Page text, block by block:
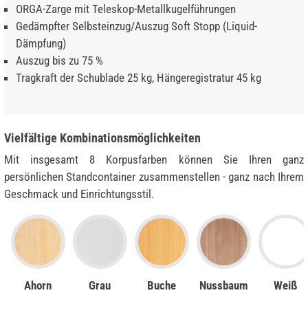
ORGA-Zarge mit Teleskop-Metallkugelführungen
Gedämpfter Selbsteinzug/Auszug Soft Stopp (Liquid-
Dämpfung)
Auszug bis zu 75 %
Tragkraft der Schublade 25 kg, Hängeregistratur 45 kg
Vielfältige Kombinationsmöglichkeiten
Mit insgesamt 8 Korpusfarben können Sie Ihren ganz
persönlichen Standcontainer zusammenstellen - ganz nach Ihrem
Geschmack und Einrichtungsstil.
Ahorn Grau Buche Nussbaum Weiß